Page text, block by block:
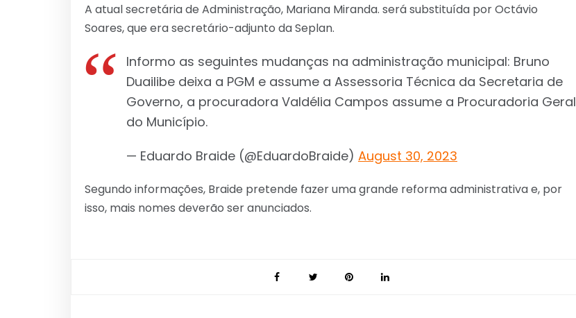
A atual secretária de Administração, Mariana Miranda. será substituída por Octávio
Soares, que era secretário-adjunto da Seplan.
Informo as seguintes mudanças na administração municipal: Bruno
Duailibe deixa a PGM e assume a Assessoria Técnica da Secretaria de
Governo, a procuradora Valdélia Campos assume a Procuradoria Geral
do Município.
— Eduardo Braide (@EduardoBraide) August 30, 2023
Segundo informações, Braide pretende fazer uma grande reforma administrativa e, por
isso, mais nomes deverão ser anunciados.